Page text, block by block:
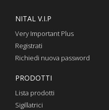
NITAL V.I.P
Very Important Plus
Registrati
Richiedi nuova password
PRODOTTI
Lista prodotti
Sigillatrici